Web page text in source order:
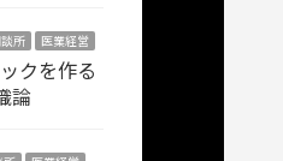
所 医業経営
クを作る
論